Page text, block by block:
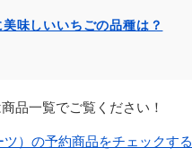
味しいいちごの品種は？
品一覧でご覧ください！
）の予約商品をチェックする